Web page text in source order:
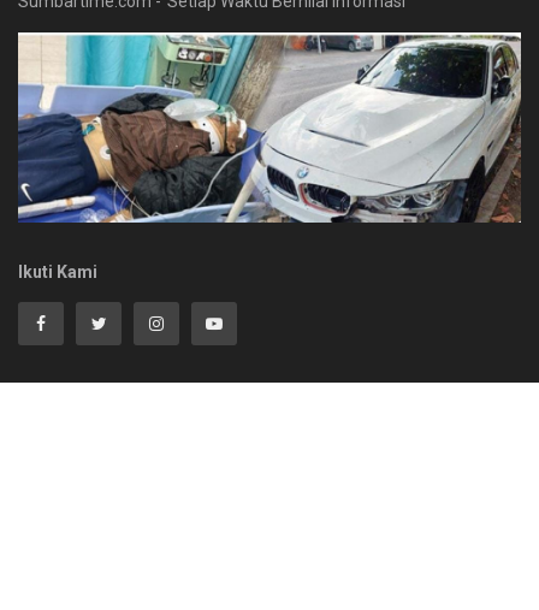
Ikuti Kami